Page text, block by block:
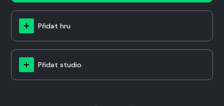
Přidat hru
Přidat studio